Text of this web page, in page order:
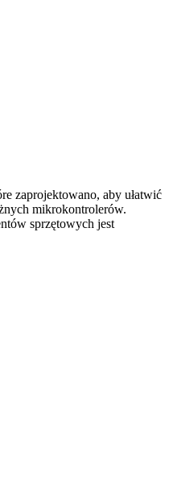
zaprojektowano, aby ułatwić
mikrokontrolerów.
sprzętowych jest